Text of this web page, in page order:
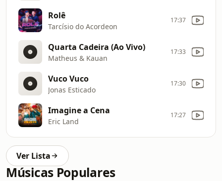
Rolê
Tarcísio do Acordeon
17:37
Quarta Cadeira (Ao Vivo)
Matheus & Kauan
17:33
Vuco Vuco
Jonas Esticado
17:30
Imagine a Cena
Eric Land
17:27
Ver Lista
Músicas Populares